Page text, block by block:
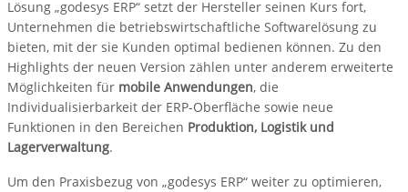
Lösung „godesys ERP“ setzt der Hersteller seinen Kurs fort,
Unternehmen die betriebswirtschaftliche Softwarelösung zu
bieten, mit der sie Kunden optimal bedienen können. Zu den
Highlights der neuen Version zählen unter anderem erweiterte
Möglichkeiten für mobile Anwendungen, die
Individualisierbarkeit der ERP-Oberfläche sowie neue
Funktionen in den Bereichen Produktion, Logistik und
Lagerverwaltung.
Um den Praxisbezug von „godesys ERP“ weiter zu optimieren,